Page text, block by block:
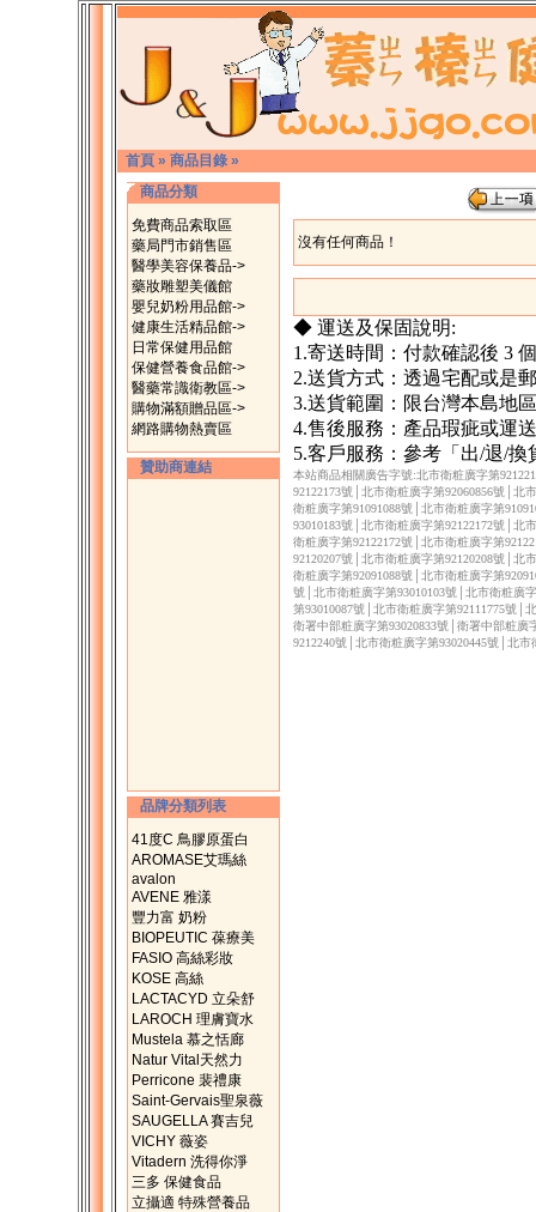
首頁 » 商品目錄 »
商品分類
免費商品索取區
藥局門市銷售區
醫學美容保養品->
藥妝雕塑美儀館
嬰兒奶粉用品館->
健康生活精品館->
日常保健用品館
保健營養食品館->
醫藥常識衛教區->
購物滿額贈品區->
網路購物熱賣區
贊助商連結
品牌分類列表
41度C 鳥膠原蛋白
AROMASE艾瑪絲
avalon
AVENE 雅漾
豐力富 奶粉
BIOPEUTIC 葆療美
FASIO 高絲彩妝
KOSE 高絲
LACTACYD 立朵舒
LAROCH 理膚寶水
Mustela 慕之恬廊
Natur Vital天然力
Perricone 裴禮康
Saint-Gervais聖泉薇
SAUGELLA 賽吉兒
VICHY 薇姿
Vitadern 洗得你淨
三多 保健食品
立攝適 特殊營養品
沒有任何商品！
◆ 運送及保固說明:
1.寄送時間：付款確認後 3
2.送貨方式：透過宅配或是
3.送貨範圍：限台灣本島地
4.售後服務：產品瑕疵或運
5.客戶服務：參考「出/退/
本站商品相關廣告字號:北市衛粧廣字第
92122173號│北市衛粧廣字第92060856號│北
衛粧廣字第91091088號│北市衛粧廣字第
93010183號│北市衛粧廣字第92122172號│北
衛粧廣字第92122172號│北市衛粧廣字第
92120207號│北市衛粧廣字第92120208號│北
衛粧廣字第92091088號│北市衛粧廣字第
號│北市衛粧廣字第93010103號│北市衛粧廣
第93010087號│北市衛粧廣字第92111775號│
衛署中部粧廣字第93020833號│衛署中部粧廣
9212240號│北市衛粧廣字第93020445號│北